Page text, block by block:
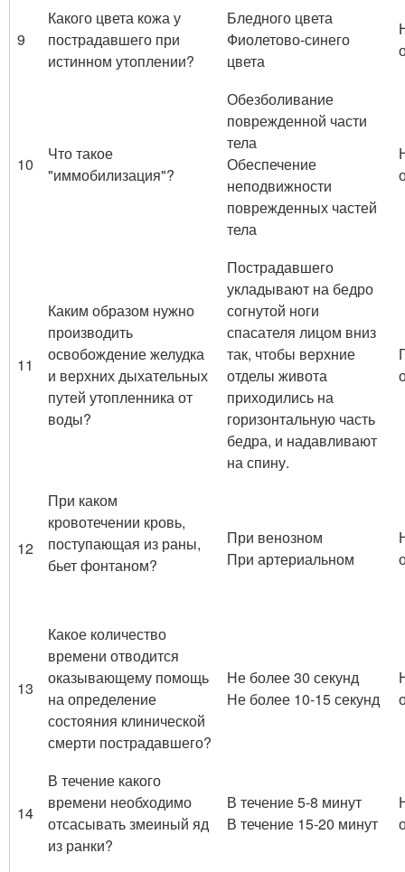
9
Какого цвета кожа у
пострадавшего при
истинном утоплении?
Бледного цвета
Фиолетово-синего
цвета
10
Что такое
"иммобилизация"?
Обезболивание
поврежденной части
тела
Обеспечение
неподвижности
поврежденных частей
тела
11
Каким образом нужно
производить
освобождение желудка
и верхних дыхательных
путей утопленника от
воды?
Пострадавшего
укладывают на бедро
согнутой ноги
спасателя лицом вниз
так, чтобы верхние
отделы живота
приходились на
горизонтальную часть
бедра, и надавливают
на спину.
12
При каком
кровотечении кровь,
поступающая из раны,
бьет фонтаном?
При венозном
При артериальном
13
Какое количество
времени отводится
оказывающему помощь
на определение
состояния клинической
смерти пострадавшего?
Не более 30 секунд
Не более 10-15 секунд
14
В течение какого
времени необходимо
отсасывать змеиный яд
из ранки?
В течение 5-8 минут
В течение 15-20 минут